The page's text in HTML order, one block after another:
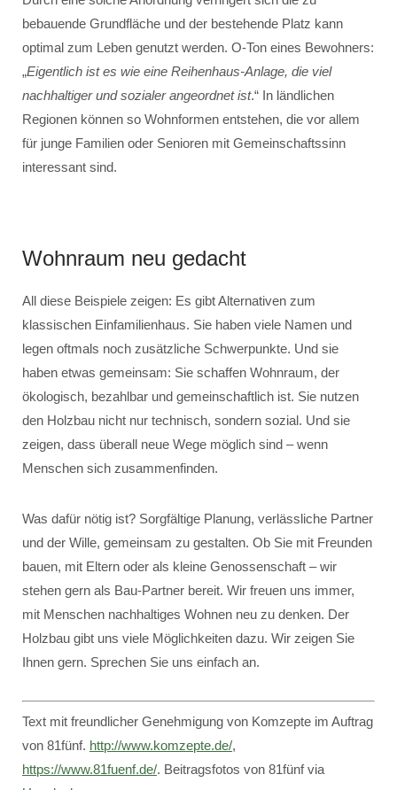
bebauende Grundfläche und der bestehende Platz kann
optimal zum Leben genutzt werden. O-Ton eines Bewohners:
„Eigentlich ist es wie eine Reihenhaus-Anlage, die viel
nachhaltiger und sozialer angeordnet ist.“ In ländlichen
Regionen können so Wohnformen entstehen, die vor allem
für junge Familien oder Senioren mit Gemeinschaftssinn
interessant sind.
Wohnraum neu gedacht
All diese Beispiele zeigen: Es gibt Alternativen zum
klassischen Einfamilienhaus. Sie haben viele Namen und
legen oftmals noch zusätzliche Schwerpunkte. Und sie
haben etwas gemeinsam: Sie schaffen Wohnraum, der
ökologisch, bezahlbar und gemeinschaftlich ist. Sie nutzen
den Holzbau nicht nur technisch, sondern sozial. Und sie
zeigen, dass überall neue Wege möglich sind – wenn
Menschen sich zusammenfinden.
Was dafür nötig ist? Sorgfältige Planung, verlässliche Partner
und der Wille, gemeinsam zu gestalten. Ob Sie mit Freunden
bauen, mit Eltern oder als kleine Genossenschaft – wir
stehen gern als Bau-Partner bereit. Wir freuen uns immer,
mit Menschen nachhaltiges Wohnen neu zu denken. Der
Holzbau gibt uns viele Möglichkeiten dazu. Wir zeigen Sie
Ihnen gern. Sprechen Sie uns einfach an.
Text mit freundlicher Genehmigung von Komzepte im Auftrag
von 81fünf. http://www.komzepte.de/,
https://www.81fuenf.de/. Beitragsfotos von 81fünf via